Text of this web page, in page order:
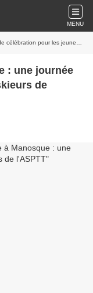
MENU
les jeunes skieurs de l'ASPTT
: une journée
de